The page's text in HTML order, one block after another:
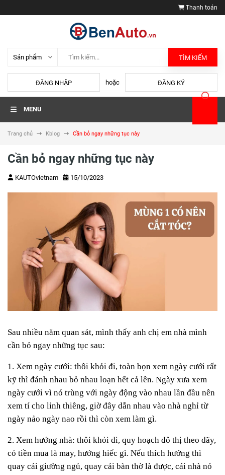
Thanh toán
TÌM KIẾM
ĐĂNG NHẬP hoặc ĐĂNG KÝ
MENU
Trang chủ Kblog Cần bỏ ngay những tục này
Cần bỏ ngay những tục này
KAUTOvietnam 15/10/2023
Sau nhiều năm quan sát, mình thấy anh chị em nhà mình
cần bỏ ngay những tục sau:
1. Xem ngày cưới: thôi khỏi đi, toàn bọn xem ngày cưới rất
kỹ thì đánh nhau bỏ nhau loạn hết cả lên. Ngày xưa xem
ngày cưới vì nó trùng với ngày động vào nhau lần đầu nên
xem tí cho linh thiêng, giờ đây dẫn nhau vào nhà nghỉ từ
ngày nảo ngày nao rồi thì còn xem làm gì.
2. Xem hướng nhà: thôi khỏi đi, quy hoạch đô thị theo dãy,
có tiền mua là may, hướng hiếc gì. Nếu thích hướng thì
quay cái giường ngủ, quay cái bàn thờ là được, cái nhà nó